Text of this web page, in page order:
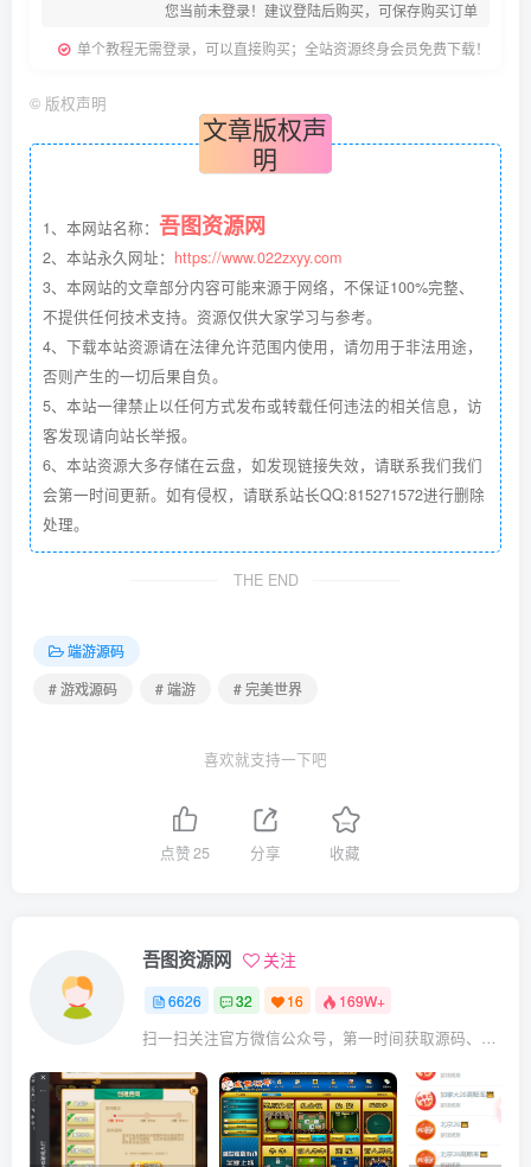
您当前未登录！建议登陆后购买，可保存购买订单
单个教程无需登录，可以直接购买；全站资源终身会员免费下载！
© 版权声明
文章版权声
明
1、本网站名称： 吾图资源网
2、本站永久网址： https://www.022zxyy.com
3、本网站的文章部分内容可能来源于网络，不保证100%完整、
不提供任何技术支持。资源仅供大家学习与参考。
4、下载本站资源请在法律允许范围内使用，请勿用于非法用途，
否则产生的一切后果自负。
5、本站一律禁止以任何方式发布或转载任何违法的相关信息，访
客发现请向站长举报。
6、本站资源大多存储在云盘，如发现链接失效，请联系我们我们
会第一时间更新。如有侵权，请联系站长QQ:815271572进行删除
处理。
THE END
端游源码
# 游戏源码
# 端游 # 完美世界
喜欢就支持一下吧
点赞25 分享 收藏
吾图资源网 关注
6626 32 16 169W+
扫一扫关注官方微信公众号，第一时间获取源码、网赚项目资源教程，自媒体等知识干货，让互联网创业赚钱更简单。